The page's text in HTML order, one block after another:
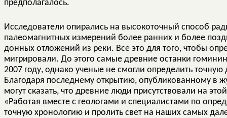
предполагалось.
Исследователи опирались на высокоточный способ
палеомагнитных измерений более ранних и более
донных отложений из реки. Все это для того, чтобы
мигрировали. До этого самые древние останки
2007 году, однако ученые не смогли определить
Благодаря последнему открытию, опубликованному в
могут сказать, что древние люди присутствовали на
«Работая вместе с геологами и специалистами по
точную хронологию и пролить свет на наших самых